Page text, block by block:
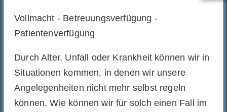
Vollmacht - Betreuungsverfügung -
Patientenverfügung
Durch Alter, Unfall oder Krankheit können wir in
Situationen kommen, in denen wir unsere
Angelegenheiten nicht mehr selbst regeln
können. Wie können wir für solch einen Fall im